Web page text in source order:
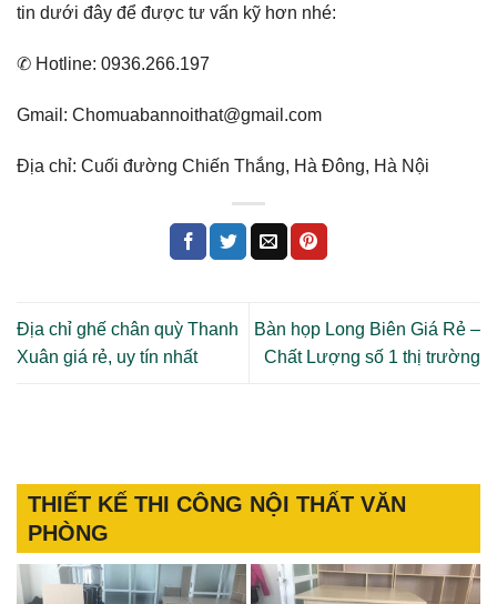
tin dưới đây để được tư vấn kỹ hơn nhé:
✆ Hotline: 0936.266.197
Gmail: Chomuabannoithat@gmail.com
Địa chỉ: Cuối đường Chiến Thắng, Hà Đông, Hà Nội
Địa chỉ ghế chân quỳ Thanh
Xuân giá rẻ, uy tín nhất
Bàn họp Long Biên Giá Rẻ –
Chất Lượng số 1 thị trường
THIẾT KẾ THI CÔNG NỘI THẤT VĂN
PHÒNG